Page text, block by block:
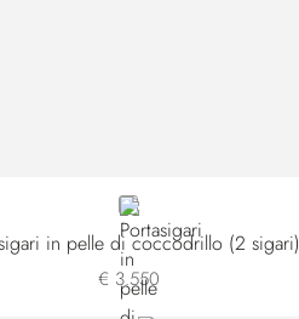
BLACK
in pelle di coccodrillo (2 sigari)
€ 3.550